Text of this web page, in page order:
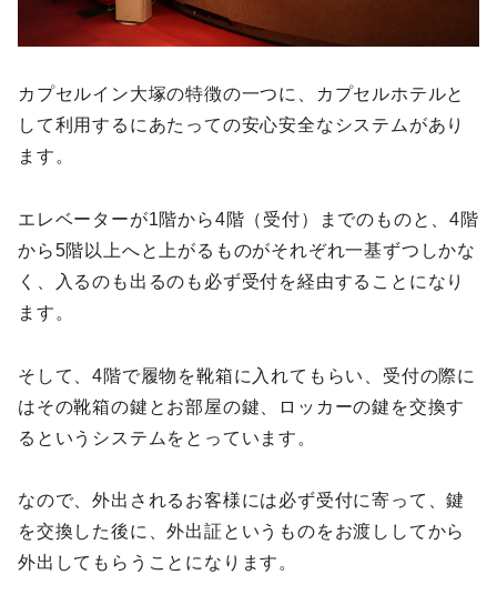
カプセルイン大塚の特徴の一つに、カプセルホテルと
して利用するにあたっての安心安全なシステムがあり
ます。
エレベーターが1階から4階（受付）までのものと、4階
から5階以上へと上がるものがそれぞれ一基ずつしかな
く、入るのも出るのも必ず受付を経由することになり
ます。
そして、4階で履物を靴箱に入れてもらい、受付の際に
はその靴箱の鍵とお部屋の鍵、ロッカーの鍵を交換す
るというシステムをとっています。
なので、外出されるお客様には必ず受付に寄って、鍵
を交換した後に、外出証というものをお渡ししてから
外出してもらうことになります。